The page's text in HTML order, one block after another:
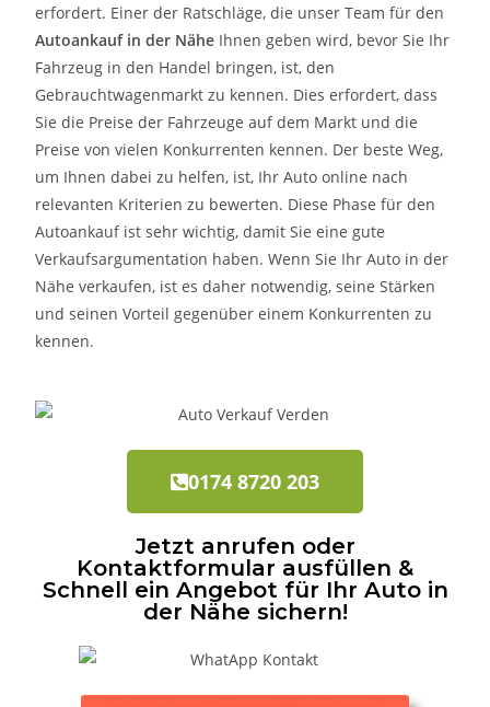
erfordert. Einer der Ratschläge, die unser Team für den
Autoankauf in der Nähe Ihnen geben wird, bevor Sie Ihr
Fahrzeug in den Handel bringen, ist, den
Gebrauchtwagenmarkt zu kennen. Dies erfordert, dass
Sie die Preise der Fahrzeuge auf dem Markt und die
Preise von vielen Konkurrenten kennen. Der beste Weg,
um Ihnen dabei zu helfen, ist, Ihr Auto online nach
relevanten Kriterien zu bewerten. Diese Phase für den
Autoankauf ist sehr wichtig, damit Sie eine gute
Verkaufsargumentation haben. Wenn Sie Ihr Auto in der
Nähe verkaufen, ist es daher notwendig, seine Stärken
und seinen Vorteil gegenüber einem Konkurrenten zu
kennen.
0174 8720 203
Jetzt anrufen oder
Kontaktformular ausfüllen &
Schnell ein Angebot für Ihr Auto in
der Nähe sichern!